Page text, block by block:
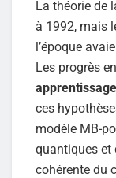
La théorie de
à 1992, mais
l’époque
Les progrès
ces
modèle MB-
quantiques et
cohérente du